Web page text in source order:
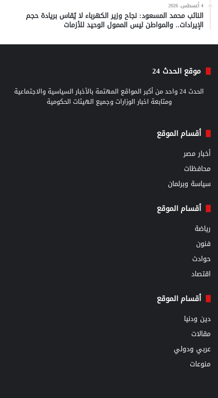
4 أغسطس، 2026
النائب محمد المسعود: نجاح وزير الكهرباء لا يُقاس بريادة حجم
الإيرادات.. والمواطن ليس الممول الوحيد للأزمات
موقع الحدث 24
الحدث 24 واحد من أكبر المواقع المهتمة بالأخبار السياسية والاجتماعية
ومتابعة اخبار الوزارات وجميع الهيئات الحكومية
أقسام الموقع
أخبار مصر
محافظات
سياسة وبرلمان
أقسام الموقع
رياضة
فنون
حوادث
اقتصاد
أقسام الموقع
دين ودنيا
مقالات
عربي ودولي
منوعات